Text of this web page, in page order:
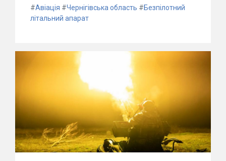
#Авіація #Чернігівська область #Безпілотний
літальний апарат